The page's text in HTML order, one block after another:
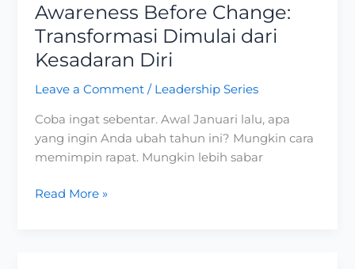
Awareness Before Change:
Transformasi Dimulai dari
Kesadaran Diri
Leave a Comment / Leadership Series
Coba ingat sebentar. Awal Januari lalu, apa
yang ingin Anda ubah tahun ini? Mungkin cara
memimpin rapat. Mungkin lebih sabar
Read More »